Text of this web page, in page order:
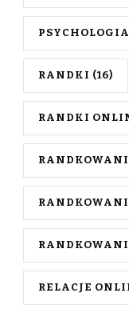
RANDKI (16)
RANDKI
RELACJE